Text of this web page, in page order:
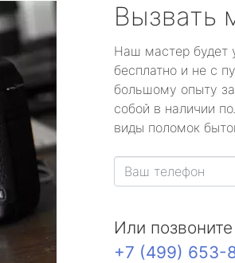
Вызвать
Наш мастер будет
бесплатно и не с
большому опыту
собой в наличии
виды поломок
Или
+7 (499) 653-